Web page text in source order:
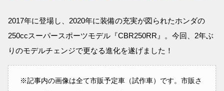
2017年に登場し、2020年に装備の充実が図られたホンダの
250ccスーパースポーツモデル『CBR250RR』。今回、2年ぶ
りのモデルチェンジで更なる進化を遂げました！
※記事内の画像は全て市販予定車（試作車）です。市販さ